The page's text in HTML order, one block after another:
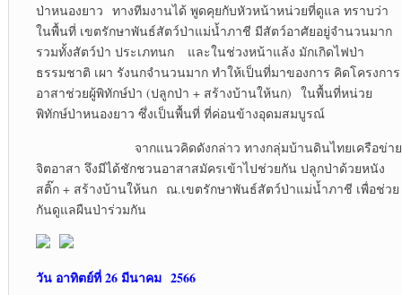
ป่าหนองยาว ทางทีมงานได้ พูดคุยกับหัวหน้าหน่วยที่ดูแล ทราบว่า
ในพื้นที่ เขตรักษาพันธ์สัตว์ป่าแม่น้ำภาชี มีสัตว์อาศัยอยู่จำนวนมาก
รวมทั้งสัตว์ป่า ประเภทนก และในช่วงหน้าแล้ง มักเกิดไฟป่า
ธรรมชาติ เผา รังนกจำนวนมาก ทำให้เป็นที่มาของการ คิดโครงการ
อาสาช่วยผู้พิทักษ์ป่า (ปลูกป่า + สร้างบ้านให้นก) ในพื้นที่หน่วย
พิทักษ์ป่าหนองยาว ซึ่งเป็นพื้นที่ ที่ค่อนข้างอุดมสมบูรณ์
จากแนวคิดดังกล่าว ทางกลุ่มบ้านดินไทยเครือข่าย
จิตอาสา จึงมีได้ชักชวนอาสาสมัครเข้าไปช่วยกัน ปลูกป่าด้วยหนัง
สติ๊ก + สร้างบ้านให้นก ณ.เขตรักษาพันธ์สัตว์ป่าแม่น้ำภาชี เพื่อช่วย
กันดูแลผืนป่าร่วมกัน
วัน อาทิตย์ที่ 26 มีนาคม 2566